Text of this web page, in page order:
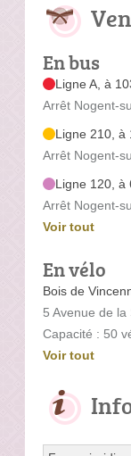
En bus
Ligne A, à
Arrêt Nogent-
Ligne 210, à
Arrêt Nogent-
Ligne 120, à
Arrêt Nogent-
Voir tout
En vélo
Bois de
5 Avenue de la
Capacité : 50
Voir tout